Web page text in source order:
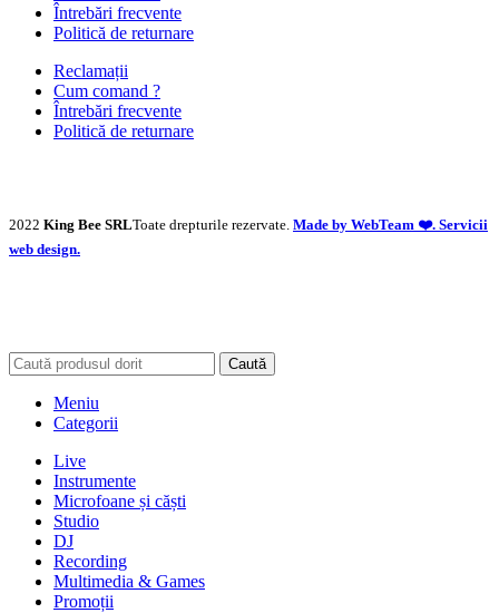
Întrebări frecvente
Politică de returnare
Reclamații
Cum comand ?
Întrebări frecvente
Politică de returnare
2022 King Bee SRLToate drepturile rezervate. Made by WebTeam ❤️. Servicii
web design.
Caută
Meniu
Categorii
Live
Instrumente
Microfoane și căști
Studio
DJ
Recording
Multimedia & Games
Promoții